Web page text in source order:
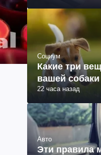
Социум
Какие три
вашей собаки
22 часа назад
Авто
Эти правила